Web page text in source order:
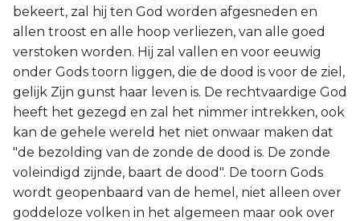
bekeert, zal hij ten God worden afgesneden en
allen troost en alle hoop verliezen, van alle goed
verstoken worden. Hij zal vallen en voor eeuwig
onder Gods toorn liggen, die de dood is voor de ziel,
gelijk Zijn gunst haar leven is. De rechtvaardige God
heeft het gezegd en zal het nimmer intrekken, ook
kan de gehele wereld het niet onwaar maken dat
"de bezolding van de zonde de dood is. De zonde
voleindigd zijnde, baart de dood". De toorn Gods
wordt geopenbaard van de hemel, niet alleen over
goddeloze volken in het algemeen maar ook over